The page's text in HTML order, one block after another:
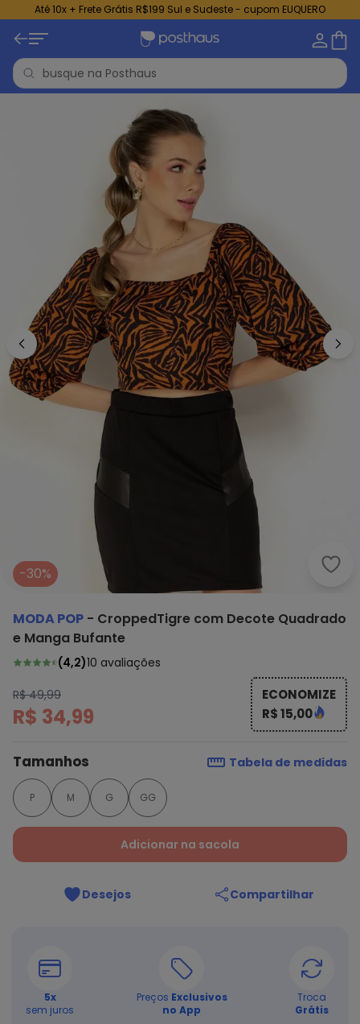
Até 10x + Frete Grátis R$199 Sul e Sudeste - cupom EUQUERO
-30%
MODA POP - CroppedTigre com Decote Quadrado
e Manga Bufante
(4,2)10 avaliações
R$ 49,99
R$ 34,99
ECONOMIZE
R$ 15,00
Tamanhos Tabela de medidas
P M G GG
Adicionar na sacola
Desejos Compartilhar
5x
sem juros
Preços Exclusivos
no App
Troca
Grátis